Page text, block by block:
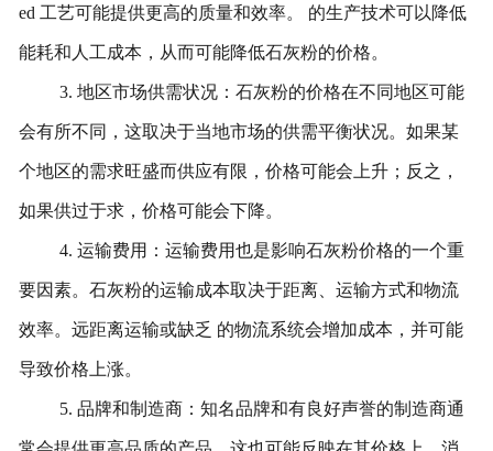
ed 工艺可能提供更高的质量和效率。 的生产技术可以降低
能耗和人工成本，从而可能降低石灰粉的价格。
3. 地区市场供需状况：石灰粉的价格在不同地区可能
会有所不同，这取决于当地市场的供需平衡状况。如果某
个地区的需求旺盛而供应有限，价格可能会上升；反之，
如果供过于求，价格可能会下降。
4. 运输费用：运输费用也是影响石灰粉价格的一个重
要因素。石灰粉的运输成本取决于距离、运输方式和物流
效率。远距离运输或缺乏 的物流系统会增加成本，并可能
导致价格上涨。
5. 品牌和制造商：知名品牌和有良好声誉的制造商通